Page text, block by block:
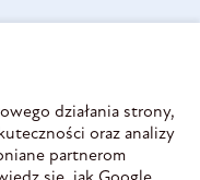
działania strony,
oraz analizy
partnerom